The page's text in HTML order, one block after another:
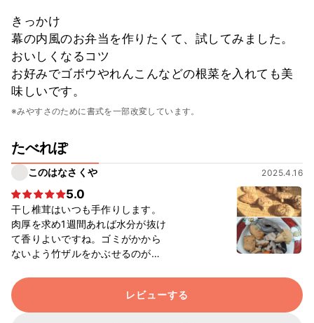
きっかけ
幕の内風のお弁当を作りたくて、試してみました。
おいしくなるコツ
お好みでゴボウやれんこんなどの根菜を入れても美
味しいです。
※みやすさのために書式を一部改変しています。
たべれぽ
このはなさくや 2025.4.16
5.0
干し椎茸はいつも手作りします。
肉厚を求め1週間あれば水分が抜け
て香りよいですね。ゴミがかから
ないよう竹ザルをかぶせるのがコ
す。 季節のたけのこ、しいたけ、
こんにゃく、人参にほどよく味が
しみて美味しかったです。
レビューする